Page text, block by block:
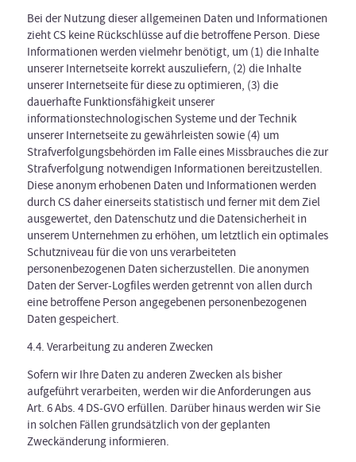
Bei der Nutzung dieser allgemeinen Daten und Informationen
zieht CS keine Rückschlüsse auf die betroffene Person. Diese
Informationen werden vielmehr benötigt, um (1) die Inhalte
unserer Internetseite korrekt auszuliefern, (2) die Inhalte
unserer Internetseite für diese zu optimieren, (3) die
dauerhafte Funktionsfähigkeit unserer
informationstechnologischen Systeme und der Technik
unserer Internetseite zu gewährleisten sowie (4) um
Strafverfolgungsbehörden im Falle eines Missbrauches die zur
Strafverfolgung notwendigen Informationen bereitzustellen.
Diese anonym erhobenen Daten und Informationen werden
durch CS daher einerseits statistisch und ferner mit dem Ziel
ausgewertet, den Datenschutz und die Datensicherheit in
unserem Unternehmen zu erhöhen, um letztlich ein optimales
Schutzniveau für die von uns verarbeiteten
personenbezogenen Daten sicherzustellen. Die anonymen
Daten der Server-Logfiles werden getrennt von allen durch
eine betroffene Person angegebenen personenbezogenen
Daten gespeichert.
4.4. Verarbeitung zu anderen Zwecken
Sofern wir Ihre Daten zu anderen Zwecken als bisher
aufgeführt verarbeiten, werden wir die Anforderungen aus
Art. 6 Abs. 4 DS-GVO erfüllen. Darüber hinaus werden wir Sie
in solchen Fällen grundsätzlich von der geplanten
Zweckänderung informieren.